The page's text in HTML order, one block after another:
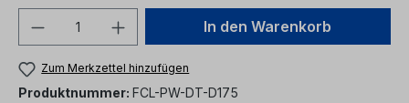
Produkt Anzahl: Gib denIn den Warenkorb
Zum Merkzettel hinzufügen
Produktnummer: FCL-PW-DT-D175